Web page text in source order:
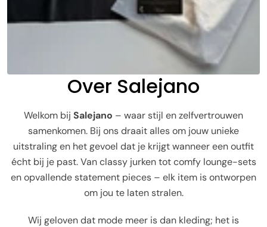
Over Salejano
Welkom bij Salejano – waar stijl en zelfvertrouwen
samenkomen. Bij ons draait alles om jouw unieke
uitstraling en het gevoel dat je krijgt wanneer een outfit
écht bij je past. Van classy jurken tot comfy lounge-sets
en opvallende statement pieces – elk item is ontworpen
om jou te laten stralen.
Wij geloven dat mode meer is dan kleding; het is